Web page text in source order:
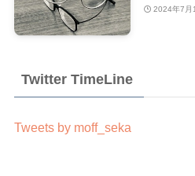
2024年7月
Twitter TimeLine
Tweets by moff_seka